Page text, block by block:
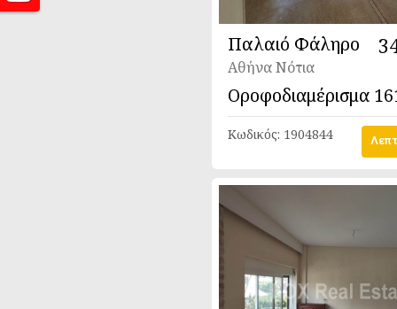
Παλαιό Φάληρο
Αθήνα Νότια
Οροφοδιαμέρισμα
Κωδικός: 1904844